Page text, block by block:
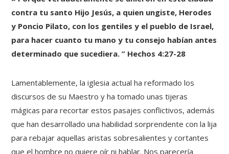
contra tu santo Hijo Jesús, a quien ungiste, Herodes
y Poncio Pilato, con los gentiles y el pueblo de Israel,
para hacer cuanto tu mano y tu consejo habían antes
determinado que sucediera. ” Hechos 4:27-28
Lamentablemente, la iglesia actual ha reformado los
discursos de su Maestro y ha tomado unas tijeras
mágicas para recortar estos pasajes conflictivos, además
que han desarrollado una habilidad sorprendente con la lija
para rebajar aquellas aristas sobresalientes y cortantes
que el hombre no quiere oír ni hablar. Nos parecería